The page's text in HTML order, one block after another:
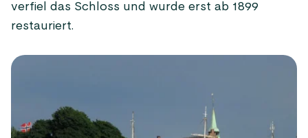
verfiel das Schloss und wurde erst ab 1899
restauriert.